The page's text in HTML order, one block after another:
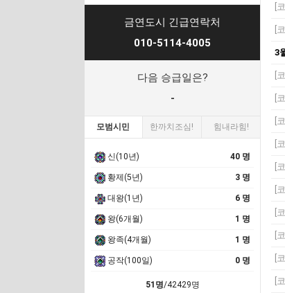
금연도시 긴급연락처
010-5114-4005
다음 승급일은?
-
모범시민 한까치조심! 힘내라힘!
신(10년) 40 명
황제(5년) 3 명
대왕(1년) 6 명
왕(6개월) 1 명
왕족(4개월) 1 명
공작(100일) 0 명
51명/42429명
[코]
[코]
3
[코]
[코]
[코]
[코]
[코]
[코]
[코]
[코]
[코]
[코]